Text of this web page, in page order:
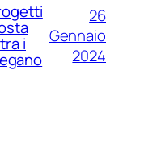
i
26
Gennaio
2024